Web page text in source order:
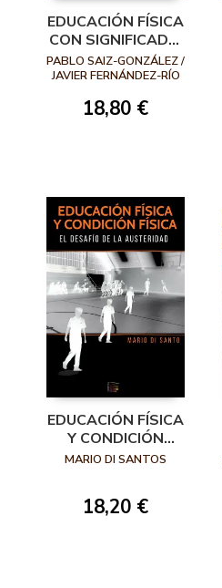
EDUCACIÓN FÍSICA
CON SIGNIFICADO.
UN NUEVO
HORIZONTE
EDUCATIVO
PABLO SAIZ-GONZÁLEZ /
JAVIER FERNÁNDEZ-RÍO
18,80 €
EDUCACIÓN FÍSICA
Y CONDICIÓN
FÍSICA EL DESAFÍO
MARIO DI SANTOS
18,20 €